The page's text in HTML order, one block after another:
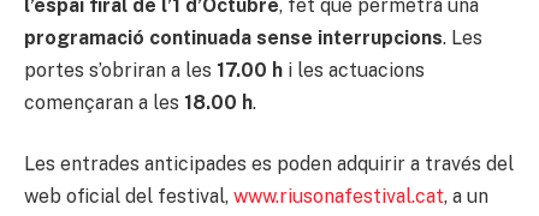
l’espai firal de l’1 d’Octubre, fet que permetrà una
programació continuada sense interrupcions. Les
portes s’obriran a les 17.00 h i les actuacions
començaran a les 18.00 h.
Les entrades anticipades es poden adquirir a través del
web oficial del festival, www.riusonafestival.cat, a un